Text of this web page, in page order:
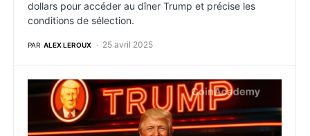
dollars pour accéder au dîner Trump et précise les
conditions de sélection.
PAR ALEX LEROUX 25 avril 2025
TRUMP : Le président américain lance un dîner